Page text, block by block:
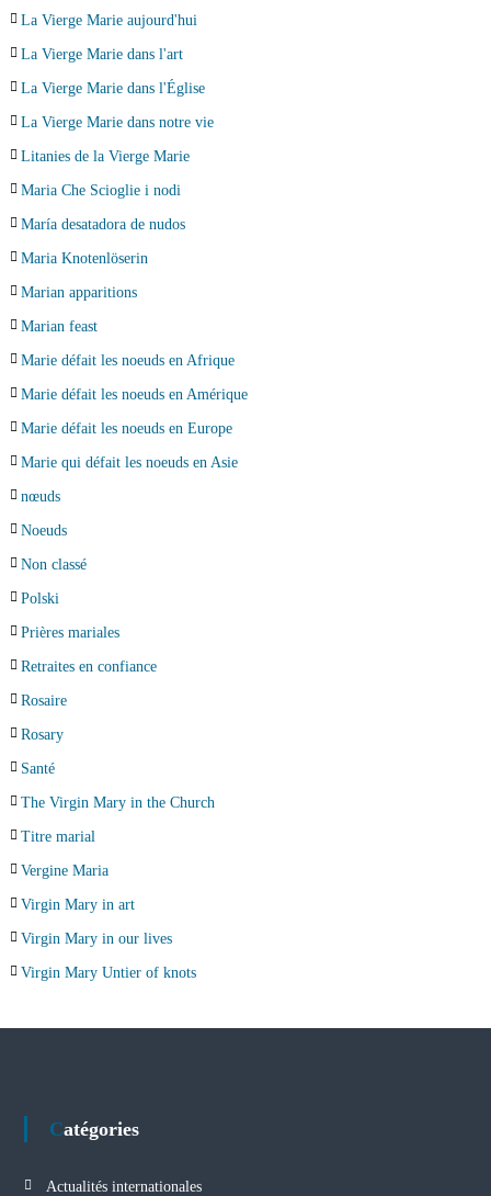
La Vierge Marie aujourd'hui
La Vierge Marie dans l'art
La Vierge Marie dans l'Église
La Vierge Marie dans notre vie
Litanies de la Vierge Marie
Maria Che Scioglie i nodi
María desatadora de nudos
Maria Knotenlöserin
Marian apparitions
Marian feast
Marie défait les noeuds en Afrique
Marie défait les noeuds en Amérique
Marie défait les noeuds en Europe
Marie qui défait les noeuds en Asie
nœuds
Noeuds
Non classé
Polski
Prières mariales
Retraites en confiance
Rosaire
Rosary
Santé
The Virgin Mary in the Church
Titre marial
Vergine Maria
Virgin Mary in art
Virgin Mary in our lives
Virgin Mary Untier of knots
Catégories
Actualités internationales